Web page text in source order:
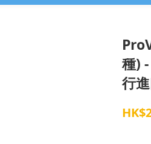
種)
行